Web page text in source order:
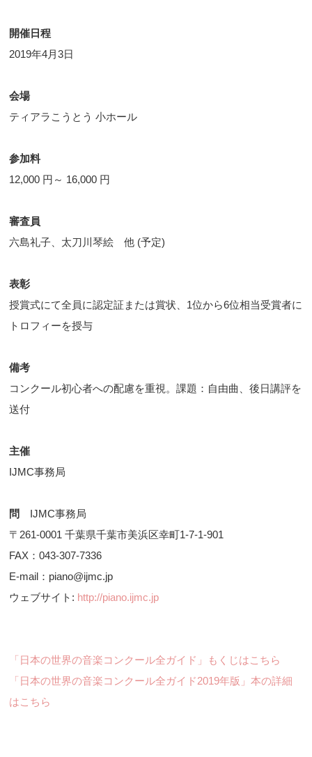
開催日程
2019年4月3日
会場
ティアラこうとう 小ホール
参加料
12,000 円～ 16,000 円
審査員
六島礼子、太刀川琴絵 他 (予定)
表彰
授賞式にて全員に認定証または賞状、1位から6位相当受賞者に
トロフィーを授与
備考
コンクール初心者への配慮を重視。課題：自由曲、後日講評を
送付
主催
IJMC事務局
問
IJMC事務局
〒261-0001 千葉県千葉市美浜区幸町1-7-1-901
FAX：043-307-7336
E-mail：piano@ijmc.jp
ウェブサイト: http://piano.ijmc.jp
「日本の世界の音楽コンクール全ガイド」もくじはこちら
「日本の世界の音楽コンクール全ガイド2019年版」本の詳細
はこちら